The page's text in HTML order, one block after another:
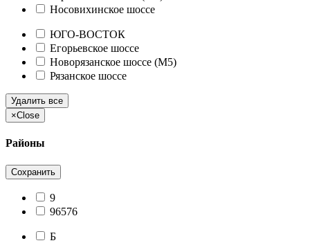
Носовихинское шоссе
ЮГО-ВОСТОК
Егорьевское шоссе
Новорязанское шоссе (М5)
Рязанское шоссе
Удалить все
×Close
Районы
Сохранить
9
96576
Б